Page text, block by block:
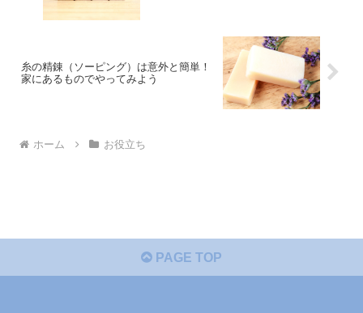
糸の精錬（ソーピング）は意外と簡単！
家にあるものでやってみよう
ホーム お役立ち
PAGE TOP